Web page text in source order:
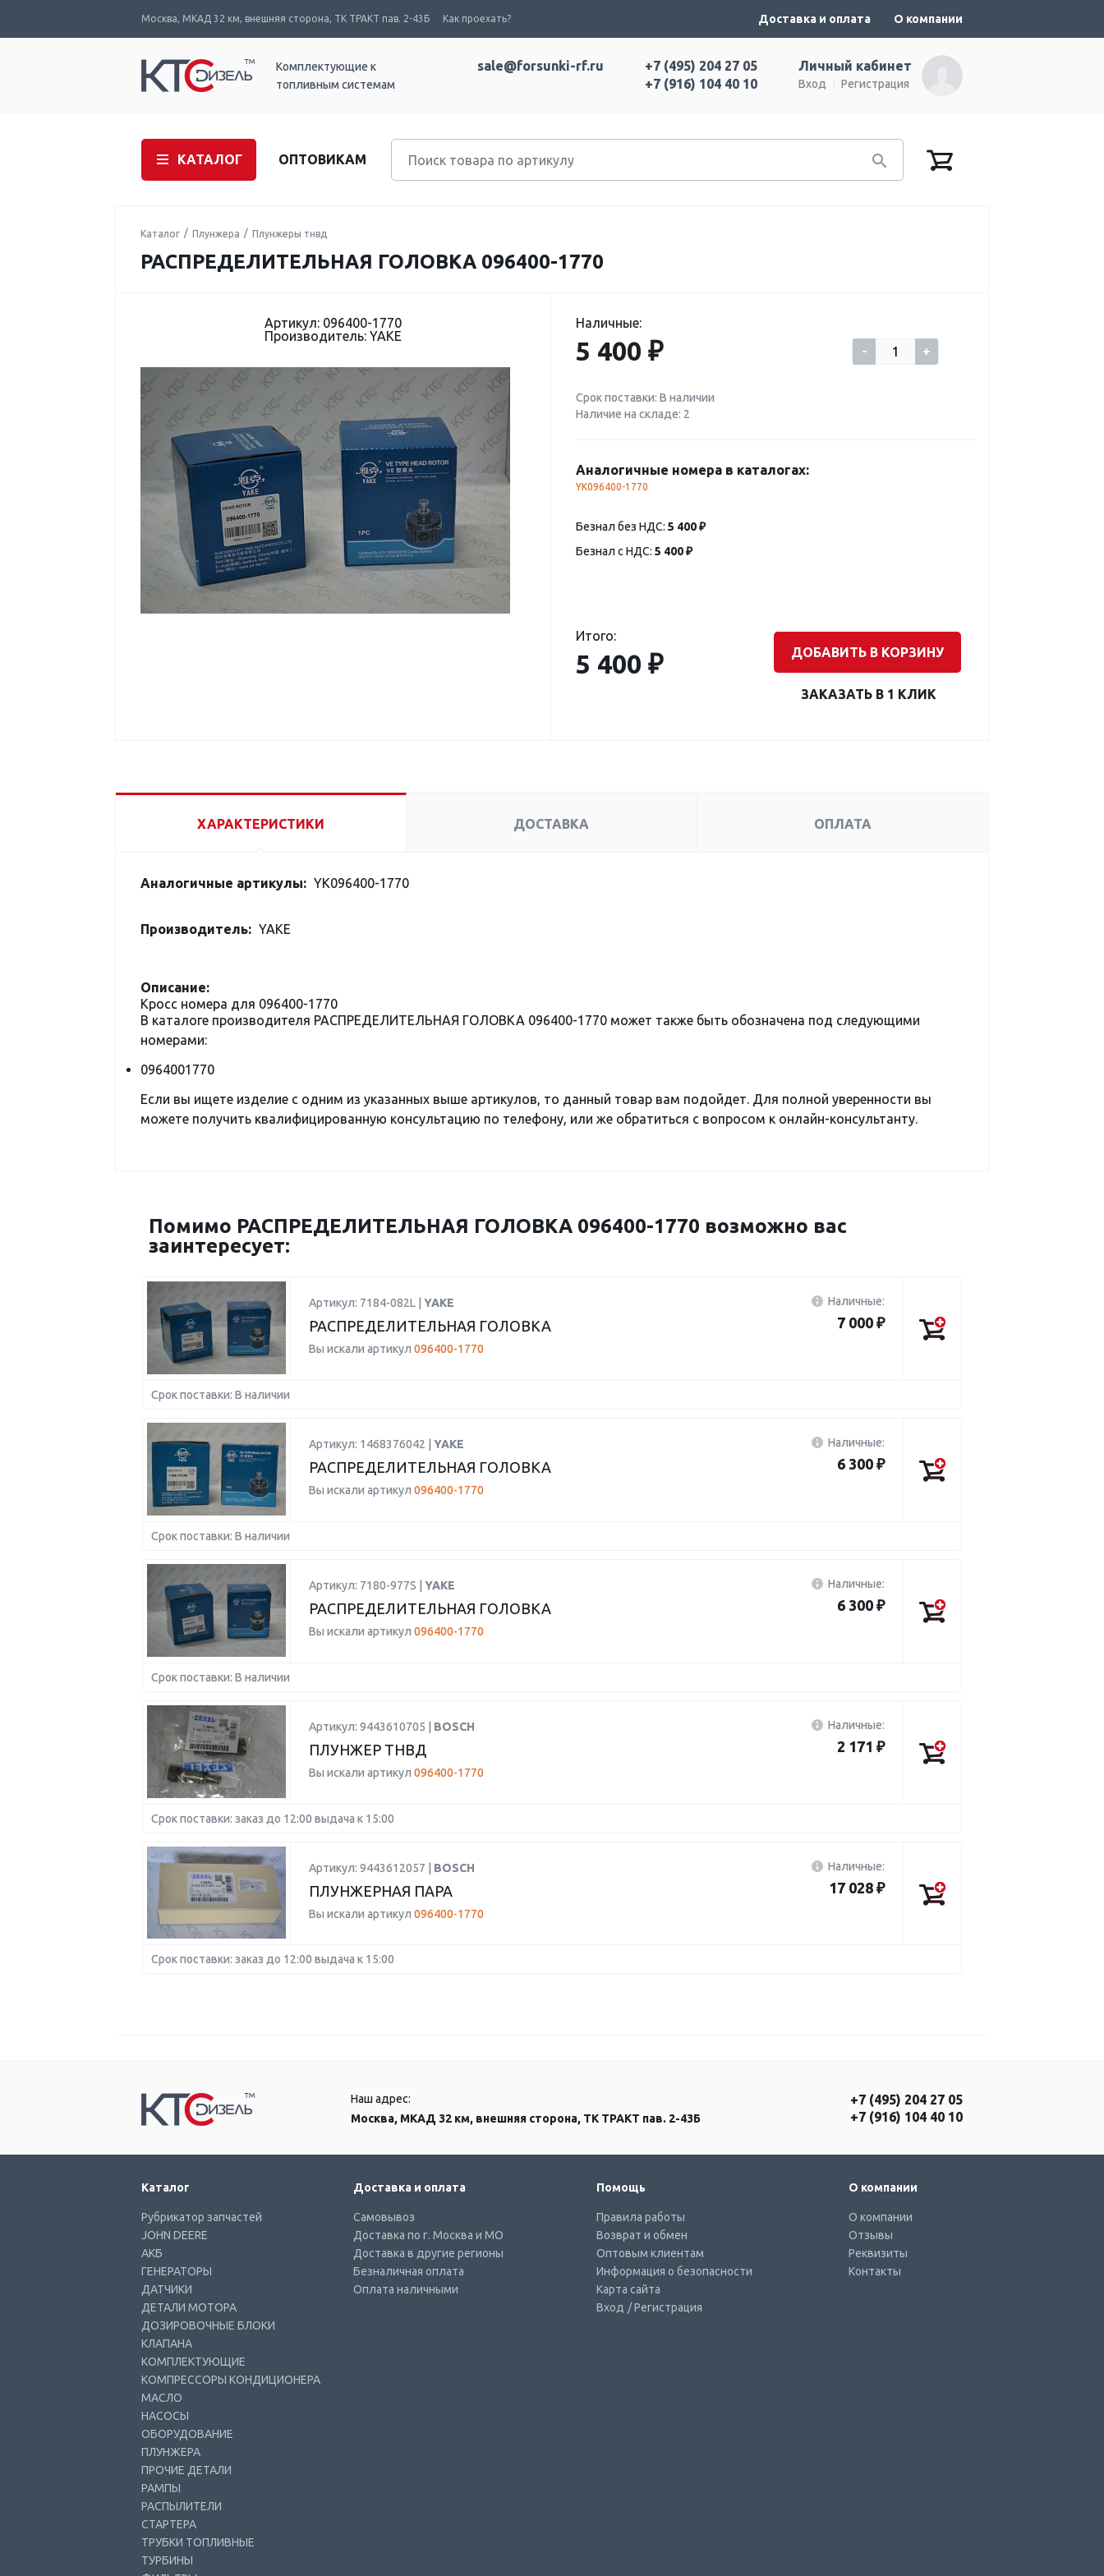
Москва, МКАД 32 км, внешняя сторона, ТК ТРАКТ пав. 2-43Б Как проехать? Доставка и оплата О компании
Комплектующие к
топливным системам
Личный кабинет
Вход Регистрация
+7 (495) 204 27 05
+7 (916) 104 40 10
sale@forsunki-rf.ru
КАТАЛОГ ОПТОВИКАМ
Каталог Плунжера Плунжеры тнвд
РАСПРЕДЕЛИТЕЛЬНАЯ ГОЛОВКА 096400-1770
Артикул: 096400-1770
Производитель: YAKE
Наличные:
5 400 ₽ - +
Срок поставки: В наличии
Наличие на складе: 2
Аналогичные номера в каталогах:
YK096400-1770
Безнал без НДС: 5 400 ₽
Безнал с НДС: 5 400 ₽
Итого:
5 400 ₽ ДОБАВИТЬ В КОРЗИНУ
ЗАКАЗАТЬ В 1 КЛИК
ХАРАКТЕРИСТИКИ ДОСТАВКА ОПЛАТА
Аналогичные артикулы: YK096400-1770
Производитель: YAKE
Описание:
Кросс номера для 096400-1770
В каталоге производителя РАСПРЕДЕЛИТЕЛЬНАЯ ГОЛОВКА 096400-1770 может также быть обозначена под следующими
номерами:
0964001770
Если вы ищете изделие с одним из указанных выше артикулов, то данный товар вам подойдет. Для полной уверенности вы
можете получить квалифицированную консультацию по телефону, или же обратиться с вопросом к онлайн-консультанту.
Помимо РАСПРЕДЕЛИТЕЛЬНАЯ ГОЛОВКА 096400-1770 возможно вас
заинтересует:
Артикул: 7184-082L | YAKE
РАСПРЕДЕЛИТЕЛЬНАЯ ГОЛОВКА
Вы искали артикул 096400-1770
Наличные:
7 000 ₽
Срок поставки: В наличии
Артикул: 1468376042 | YAKE
РАСПРЕДЕЛИТЕЛЬНАЯ ГОЛОВКА
Вы искали артикул 096400-1770
Наличные:
6 300 ₽
Срок поставки: В наличии
Артикул: 7180-977S | YAKE
РАСПРЕДЕЛИТЕЛЬНАЯ ГОЛОВКА
Вы искали артикул 096400-1770
Наличные:
6 300 ₽
Срок поставки: В наличии
Артикул: 9443610705 | BOSCH
ПЛУНЖЕР ТНВД
Вы искали артикул 096400-1770
Наличные:
2 171 ₽
Срок поставки: заказ до 12:00 выдача к 15:00
Артикул: 9443612057 | BOSCH
ПЛУНЖЕРНАЯ ПАРА
Вы искали артикул 096400-1770
Наличные:
17 028 ₽
Срок поставки: заказ до 12:00 выдача к 15:00
Наш адрес:
Москва, МКАД 32 км, внешняя сторона, ТК ТРАКТ пав. 2-43Б
+7 (495) 204 27 05
+7 (916) 104 40 10
Каталог
Рубрикатор запчастей
JOHN DEERE
АКБ
ГЕНЕРАТОРЫ
ДАТЧИКИ
ДЕТАЛИ МОТОРА
ДОЗИРОВОЧНЫЕ БЛОКИ
КЛАПАНА
КОМПЛЕКТУЮЩИЕ
КОМПРЕССОРЫ КОНДИЦИОНЕРА
МАСЛО
НАСОСЫ
ОБОРУДОВАНИЕ
ПЛУНЖЕРА
ПРОЧИЕ ДЕТАЛИ
РАМПЫ
РАСПЫЛИТЕЛИ
СТАРТЕРА
ТРУБКИ ТОПЛИВНЫЕ
ТУРБИНЫ
Доставка и оплата
Самовывоз
Доставка по г. Москва и МО
Доставка в другие регионы
Безналичная оплата
Оплата наличными
Помощь
Правила работы
Возврат и обмен
Оптовым клиентам
Информация о безопасности
Карта сайта
Вход / Регистрация
О компании
О компании
Отзывы
Реквизиты
Контакты